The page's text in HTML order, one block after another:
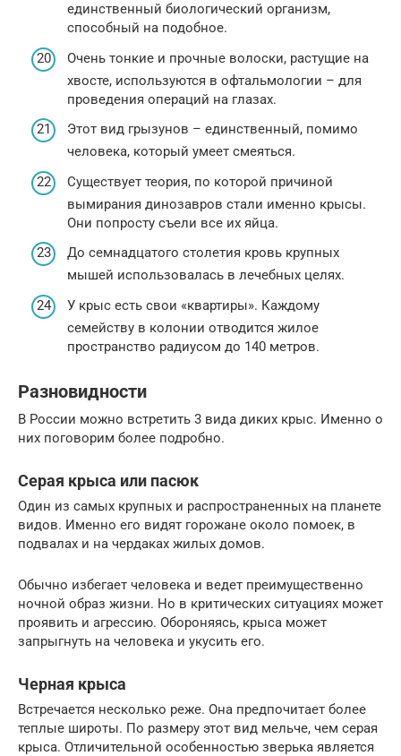
единственный биологический организм,
способный на подобное.
Очень тонкие и прочные волоски, растущие на
хвосте, используются в офтальмологии – для
проведения операций на глазах.
Этот вид грызунов – единственный, помимо
человека, который умеет смеяться.
Существует теория, по которой причиной
вымирания динозавров стали именно крысы.
Они попросту съели все их яйца.
До семнадцатого столетия кровь крупных
мышей использовалась в лечебных целях.
У крыс есть свои «квартиры». Каждому
семейству в колонии отводится жилое
пространство радиусом до 140 метров.
Разновидности
В России можно встретить 3 вида диких крыс. Именно о
них поговорим более подробно.
Серая крыса или пасюк
Один из самых крупных и распространенных на планете
видов. Именно его видят горожане около помоек, в
подвалах и на чердаках жилых домов.
Обычно избегает человека и ведет преимущественно
ночной образ жизни. Но в критических ситуациях может
проявить и агрессию. Обороняясь, крыса может
запрыгнуть на человека и укусить его.
Черная крыса
Встречается несколько реже. Она предпочитает более
теплые широты. По размеру этот вид мельче, чем серая
крыса. Отличительной особенностью зверька является